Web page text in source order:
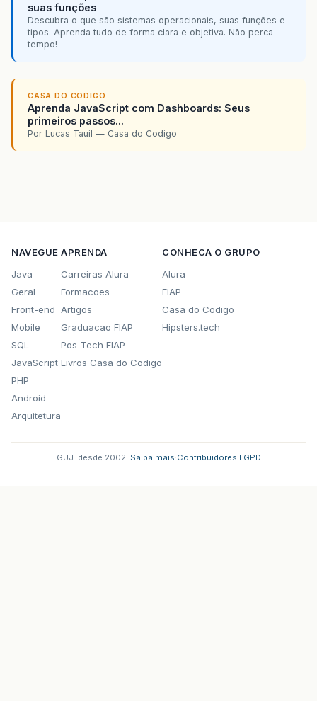
suas funções
Descubra o que são sistemas operacionais, suas funções e
tipos. Aprenda tudo de forma clara e objetiva. Não perca
tempo!
CASA DO CODIGO
Aprenda JavaScript com Dashboards: Seus
primeiros passos...
Por Lucas Tauil — Casa do Codigo
NAVEGUE
Java
Geral
Front-end
Mobile
SQL
JavaScript
PHP
Android
Arquitetura
APRENDA
Carreiras Alura
Formacoes
Artigos
Graduacao FIAP
Pos-Tech FIAP
Livros Casa do Codigo
CONHECA O GRUPO
Alura
FIAP
Casa do Codigo
Hipsters.tech
GUJ: desde 2002. Saiba mais Contribuidores LGPD